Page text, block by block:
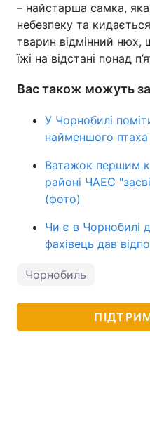
– найстарша самка,
небезпеку та
тварин відмінний нюх,
їжі на відстані понад
Вас також можуть
У Чорнобилі
найменшого
Ватажок першим
районі ЧАЕС
(фото)
Чи є в Чорнобилі
фахівець дав
Чорнобиль